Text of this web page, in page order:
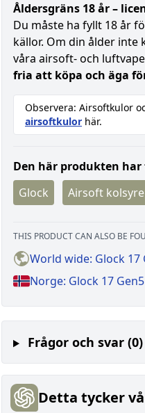
Åldersgräns 18 år –
Du måste ha fyllt 18 år
källor. Om din ålder inte
våra airsoft- och
fria att köpa och äga
Observera: Airsoftkulor
airsoftkulor här.
Den här produkten
Glock
Airsoft
THIS PRODUCT CAN ALSO BE
World wide: Glock 17
Norge: Glock 17
Frågor och svar (0)
Detta tycker